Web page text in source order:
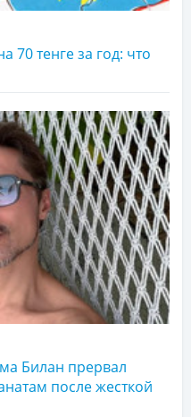
70 тенге за год: что
Билан прервал
после жесткой